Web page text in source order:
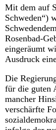
Mit dem auf
Schweden“)
Rosenbad-
eingeräumt
Ausdruck
Die
für die guten
mancher
verschärfte